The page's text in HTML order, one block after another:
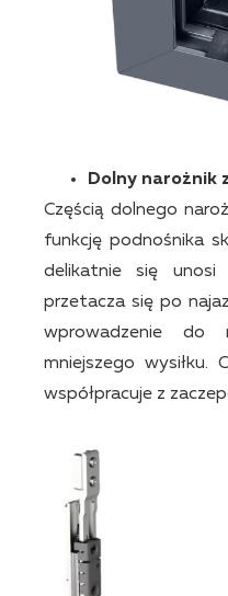
Dolny narożnik
Częścią dolnego
funkcję podnośnika
delikatnie się
przetacza się po
wprowadzenie do
mniejszego wysiłku.
współpracuje z